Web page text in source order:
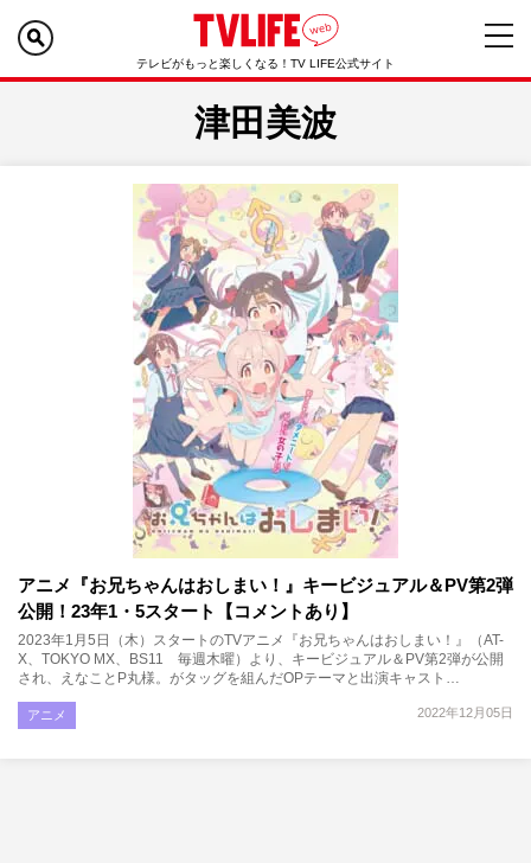
テレビがもっと楽しくなる！TV LIFE公式サイト
津田美波
アニメ『お兄ちゃんはおしまい！』キービジュアル＆PV第2弾
公開！23年1・5スタート【コメントあり】
2023年1月5日（木）スタートのTVアニメ『お兄ちゃんはおしまい！』（AT-
X、TOKYO MX、BS11 毎週木曜）より、キービジュアル＆PV第2弾が公開
され、えなことP丸様。がタッグを組んだOPテーマと出演キャスト…
2022年12月05日
アニメ